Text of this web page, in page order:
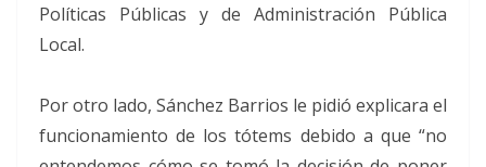
Políticas Públicas y de Administración Pública
Local.
Por otro lado, Sánchez Barrios le pidió explicara el
funcionamiento de los tótems debido a que “no